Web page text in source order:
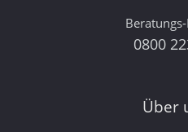
0800
Über